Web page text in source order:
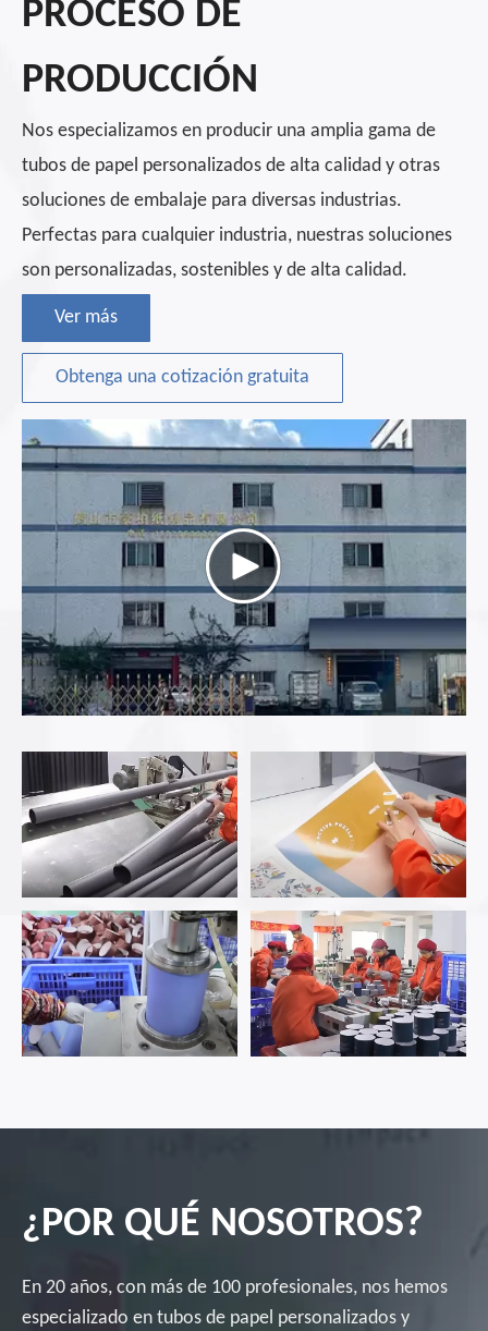
PROCESO DE
PRODUCCIÓN
Nos especializamos en producir una amplia gama de
tubos de papel personalizados de alta calidad y otras
soluciones de embalaje para diversas industrias.
Perfectas para cualquier industria, nuestras soluciones
son personalizadas, sostenibles y de alta calidad.
Ver más
Obtenga una cotización gratuita
¿POR QUÉ NOSOTROS?
En 20 años, con más de 100 profesionales, nos hemos
especializado en tubos de papel personalizados y